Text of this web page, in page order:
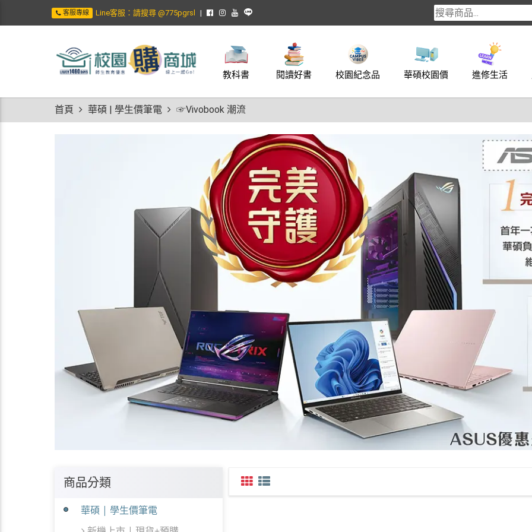
客服專線 Line客服：請搜尋 @775pgrsl
教科書 閱讀好書 校園紀念品 華碩校園價 進修生活
首頁 華碩 | 學生價筆電 ☞Vivobook 潮流
商品分類
華碩 | 學生價筆電